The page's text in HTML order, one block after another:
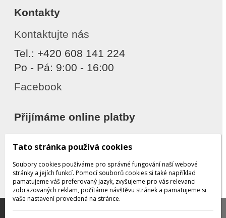
Kontakty
Kontaktujte nás
Tel.: +420 608 141 224
Po - Pá: 9:00 - 16:00
Facebook
Přijímáme online platby
Děkujeme za důvěru
Tato stránka používá cookies
Soubory cookies používáme pro správné fungování naší webové
stránky a jejích funkcí. Pomocí souborů cookies si také například
pamatujeme váš preferovaný jazyk, zvyšujeme pro vás relevanci
zobrazovaných reklam, počítáme návštěvu stránek a pamatujeme si
vaše nastavení provedená na stránce.